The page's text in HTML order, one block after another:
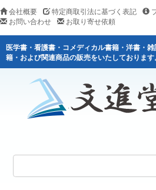
会社概要 特定商取引法に基づく表記
お問い合わせ
お取り寄せ依頼
医学書・看護書・コメディカル書籍・洋書・
籍・および関連商品の販売をいたしております